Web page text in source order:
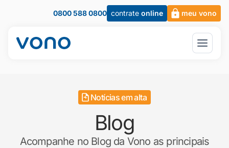
0800 588 0800 contrate online meu vono
Notícias em alta
Blog
Acompanhe no Blog da Vono as principais